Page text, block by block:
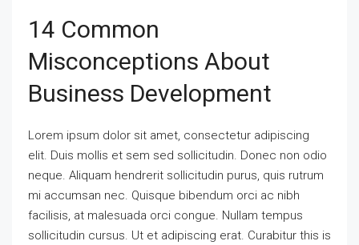
14 Common
Misconceptions About
Business Development
Lorem ipsum dolor sit amet, consectetur adipiscing
elit. Duis mollis et sem sed sollicitudin. Donec non odio
neque. Aliquam hendrerit sollicitudin purus, quis rutrum
mi accumsan nec. Quisque bibendum orci ac nibh
facilisis, at malesuada orci congue. Nullam tempus
sollicitudin cursus. Ut et adipiscing erat. Curabitur this is